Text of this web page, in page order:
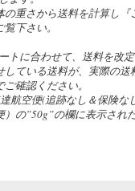
重さから送料を計算し『
覧下さい。
トに合わせて、送料を改
ている送料が、実際の送
ご確認ください。
航空便(追跡なし＆保険な
）の”50g”の欄に表示され